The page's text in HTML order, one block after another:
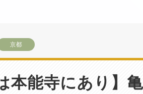
京都
本能寺にあり】